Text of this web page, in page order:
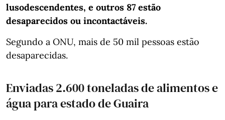
lusodescendentes, e outros 87 estão
desaparecidos ou incontactáveis.
Segundo a ONU, mais de 50 mil pessoas estão
desaparecidas.
Enviadas 2.600 toneladas de alimentos e
água para estado de Guaira